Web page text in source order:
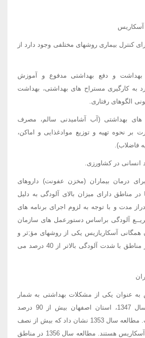
آسکاریس
کنترل بیماری روشهای مختلفی وجود دارد از
بهداشت و دفع بهداشتی مدفوع و آموزش
به کارگیری مستراح های بهداشتی، بهداشت
الگوهای رفتاری.
های بهداشتی (آب آشامیدنی سالم، مصرف
بر نحوه تهیه و توزیع موادغذایی و اماکن،
فاضلاب).
انسانی در کشاورزی.
درمان بیماران (مخزن عفونت) داروهای
در مناطق دارای میزان بالای آلودگی به دلیل
مدت و با توجه به لزوم اجرای برنامه های
آلودگی براساس دستورعمل های سازمان
همگانی آسکاریازیس یکی از روشهای مؤ;ثر و
سریع کنترل آلودگی در مناطق با شدت آلودگی بالاتر از 40 درصد می
به عنوان یکی از مشکلات بهداشتی به شمار
می رود. در مطالعه سال 1347، استان اصفهان بیش از 90 درصد
آلودگی کشور را داشت. مطالعه سال 1353 نشان داد که بیش از نصف
جمعیت کشور مبتلا به آسکاریس هستند. مطالعه سال 1356 در مناطق